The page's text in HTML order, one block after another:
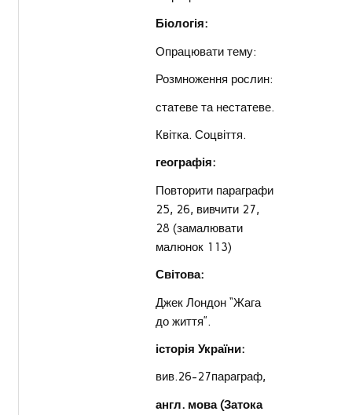
Біологія:
Опрацювати тему:
Розмноження рослин:
статеве та нестатеве.
Квітка. Соцвіття.
географія:
Повторити параграфи
25, 26, вивчити 27,
28 (замалювати
малюнок 113)
Світова:
Джек Лондон “Жага
до життя”.
історія України:
вив.26-27параграф,
англ. мова (Затока